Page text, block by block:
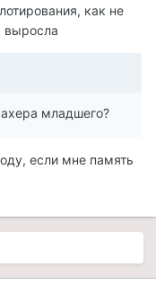
как не
выросла
младшего?
если мне память